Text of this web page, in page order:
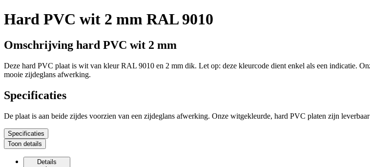
Hard PVC wit 2 mm RAL 9010
Omschrijving hard PVC wit 2 mm
Deze hard PVC plaat is wit van kleur RAL 9010 en 2 mm dik. Let op: deze kleurcode dient enkel als een indicatie.
mooie zijdeglans afwerking.
Specificaties
De plaat is aan beide zijdes voorzien van een zijdeglans afwerking. Onze witgekleurde, hard PVC platen zijn
Specificaties
Toon details
Details